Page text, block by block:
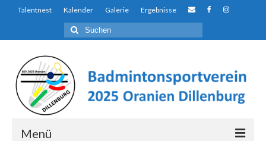
Talentnest Kalender Galerie Ergebnisse
Suchen
nach:
Menü